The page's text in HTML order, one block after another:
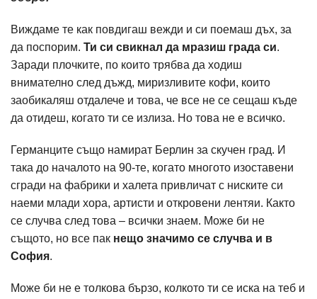
Виждаме те как повдигаш вежди и си поемаш дъх, за
да поспорим. Ти си свикнал да мразиш града си.
Заради плочките, по които трябва да ходиш
внимателно след дъжд, миризливите кофи, които
заобикаляш отдалече и това, че все не се сещаш къде
да отидеш, когато ти се излиза. Но това не е всичко.
Германците също намират Берлин за скучен град. И
така до началото на 90-те, когато многото изоставени
сгради на фабрики и халета привличат с ниските си
наеми млади хора, артисти и откровени лентяи. Както
се случва след това – всички знаем. Може би не
същото, но все пак нещо значимо се случва и в
София.
Може би не е толкова бързо, колкото ти се иска на теб и